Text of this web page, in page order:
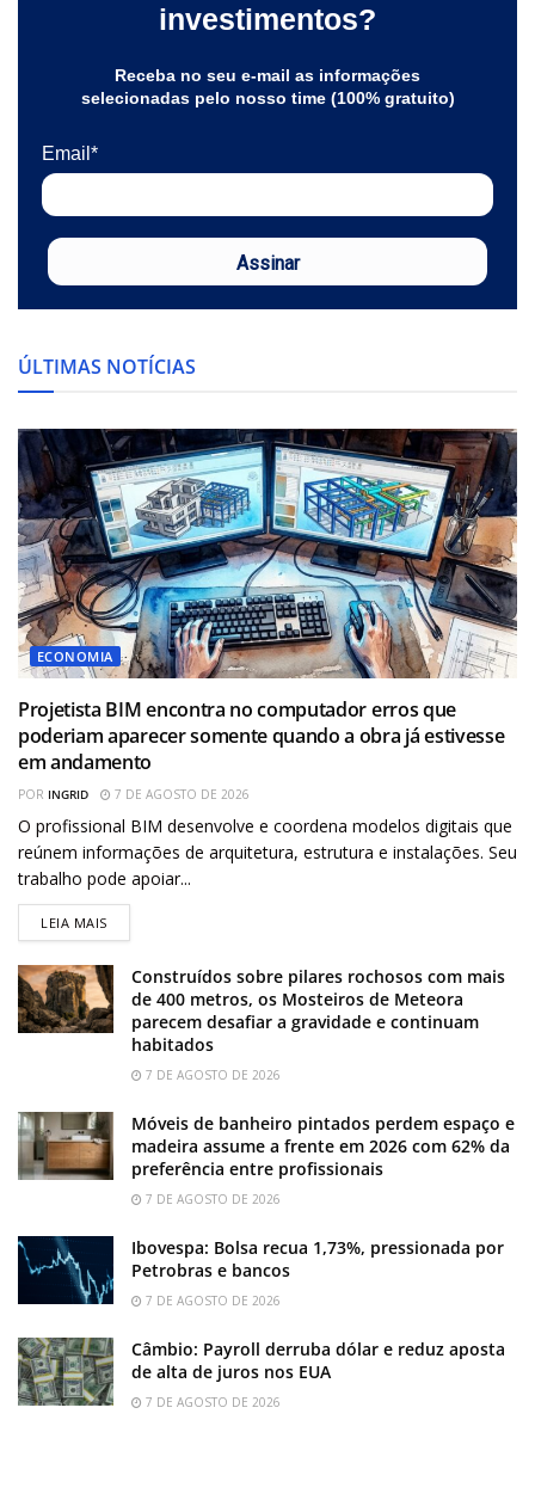
investimentos?
Receba no seu e-mail as informações
selecionadas pelo nosso time (100% gratuito)
Email*
Assinar
ÚLTIMAS NOTÍCIAS
ECONOMIA
Projetista BIM encontra no computador erros que
poderiam aparecer somente quando a obra já estivesse
em andamento
POR INGRID 7 DE AGOSTO DE 2026
O profissional BIM desenvolve e coordena modelos digitais que
reúnem informações de arquitetura, estrutura e instalações. Seu
trabalho pode apoiar...
LEIA MAIS
Construídos sobre pilares rochosos com mais
de 400 metros, os Mosteiros de Meteora
parecem desafiar a gravidade e continuam
habitados
7 DE AGOSTO DE 2026
Móveis de banheiro pintados perdem espaço e
madeira assume a frente em 2026 com 62% da
preferência entre profissionais
7 DE AGOSTO DE 2026
Ibovespa: Bolsa recua 1,73%, pressionada por
Petrobras e bancos
7 DE AGOSTO DE 2026
Câmbio: Payroll derruba dólar e reduz aposta
de alta de juros nos EUA
7 DE AGOSTO DE 2026